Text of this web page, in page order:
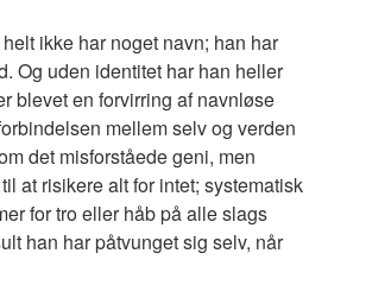
ikke har noget navn; han har
Og uden identitet har han heller
blevet en forvirring af navnløse
mellem selv og verden
det misforståede geni, men
at risikere alt for intet; systematisk
for tro eller håb på alle slags
han har påtvunget sig selv, når